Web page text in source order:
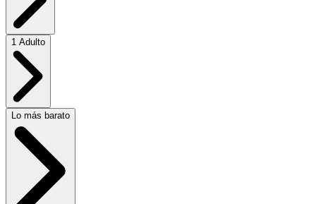
1 Adulto
Lo más barato